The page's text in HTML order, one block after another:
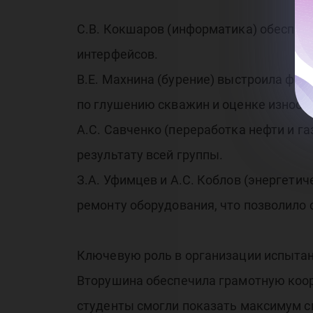
С.В. Кокшаров (информатика)
интерфейсов.
В.Е. Махнина (бурение) выстроила
по глушению скважин и оценке износа
А.С. Савченко (переработка нефти и
результату всей группы.
З.А. Уфимцев и А.С. Коблов
ремонту оборудования, что
Ключевую роль в организации
Вторушина обеспечила грамотную
студенты смогли показать максимум